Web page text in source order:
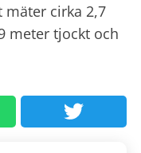
mäter cirka 2,7
meter tjockt och